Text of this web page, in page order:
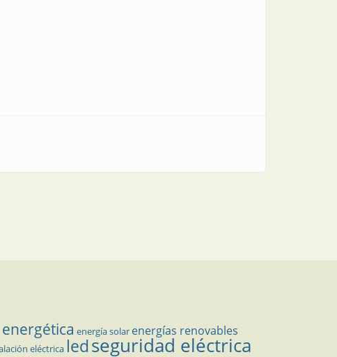
energía solar energías renovables
eléctrica ledseguridad eléctrica